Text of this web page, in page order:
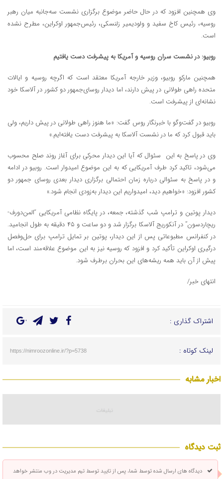
وی همچنین افزود که در حال حاضر موضوع برگزاری نشست سه‌جانبه میان رهبر
روسیه، رئیس کاخ سفید و ولودیمیر زلنسکی، رئیس‌جمهور اوکراین، مطرح نشده
است.
روبیو: در نشست سران روسیه و آمریکا به پیشرفت دست یافتیم
همچنین مارکو روبیو، وزیر خارجه آمریکا معتقد است که اگرچه روسیه و ایالات
متحده راهی طولانی در پیش دارند، اما دیدار روسای‌جمهور دو کشور در آلاسکا خود
نشانه‌ای از پیشرفت است.
روبیو در گفت‌وگو با خبرنگار روس گفت: «ما هنوز راهی طولانی در پیش داریم، ولی
باید قبول کرد که ما در نشست آلاسکا به پیشرفت دست یافته‌ایم.»
وی در پاسخ به این سئوال که آیا این دیدار محرکی برای آغاز روند صلح محسوب
می‌شود، تاکید کرد طرف آمریکایی که به این موضوع امیدوار است. روبیو در ادامه
و در پاسخ به سئوالی درباره زمان احتمالی برگزاری دیدار بعدی روسای جمهور دو
کشور افزود: «خواهیم دید، امیدواریم این دیدار به‌زودی انجام شود.»
دیدار پوتین و ترامپ شب گذشته، جمعه، در پایگاه نظامی آمریکایی “المن‌دورف-
ریچاردسون” در آنکوریج آلاسکا برگزار شد و دو ساعت و ۴۵ دقیقه به طول انجامید.
در کنفرانس مطبوعاتی پس از این دیدار، پوتین بر تمایل ترامپ برای حل‌وفصل
درگیری اوکراین تأکید کرد و افزود که روسیه نیز به این موضوع علاقه‌مند است، اما
پیش از آن باید همه ریشه‌های این بحران برطرف شود.
انتهای خبر/
اشتراک گذاری :
لینک کوتاه : https://nimroozonline.ir/?p=5738
اخبار مشابه
ثبت دیدگاه
دیدگاه های ارسال شده توسط شما، پس از تایید توسط تیم مدیریت در وب منتشر خواهد